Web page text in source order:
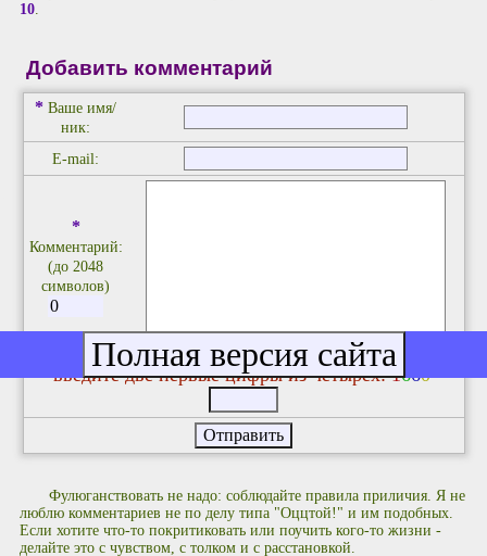
10.
Добавить комментарий
* Ваше имя/
ник:
E-mail:
*
Комментарий:
(до 2048
символов)
введите две первые цифры из четырёх:1660
Фулюганствовать не надо: соблюдайте правила приличия. Я не
люблю комментариев не по делу типа "Оццтой!" и им подобных.
Если хотите что-то покритиковать или поучить кого-то жизни -
делайте это с чувством, с толком и с расстановкой.